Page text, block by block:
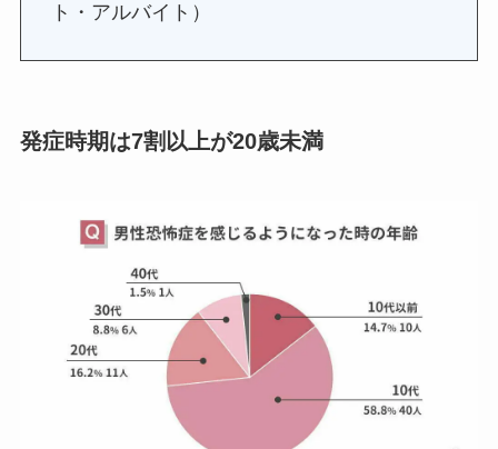
ト・アルバイト）
発症時期は7割以上が20歳未満